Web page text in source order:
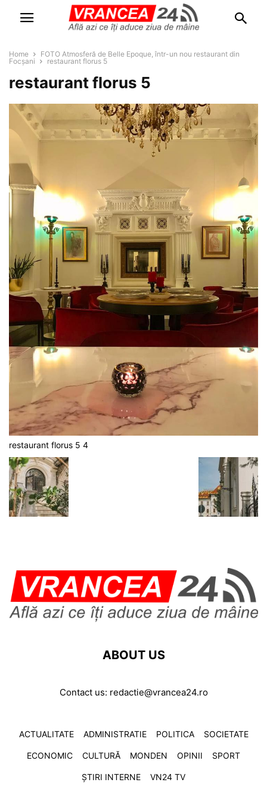
Home
FOTO Atmosferă de Belle Epoque, într-un nou restaurant din
Focșani
restaurant florus 5
restaurant florus 5
restaurant florus 5 4
ABOUT US
Contact us: redactie@vrancea24.ro
ACTUALITATE ADMINISTRATIE POLITICA SOCIETATE
ECONOMIC CULTURĂ MONDEN OPINII SPORT
ȘTIRI INTERNE VN24 TV